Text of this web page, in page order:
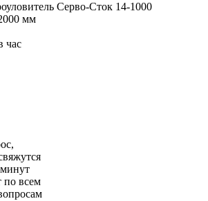
Серво-Сток 14-1000
мм
час
по всем